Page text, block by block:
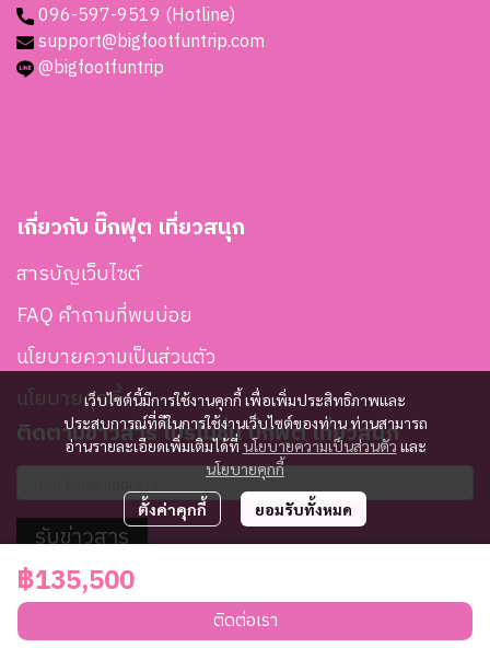
฿135,500
ติดต่อเรา
เว็บไซต์นี้มีการใช้งานคุกกี้ เพื่อเพิ่มประสิทธิภาพและ
ประสบการณ์ที่ดีในการใช้งานเว็บไซต์ของท่าน ท่านสามารถ
อ่านรายละเอียดเพิ่มเติมได้ที่นโยบายความเป็นส่วนตัวและ
นโยบายคุกกี้
ตั้งค่าคุกกี้ ยอมรับทั้งหมด
096-597-9519 (Hotline)
support@bigfootfuntrip.com
@bigfootfuntrip
เกี่ยวกับ บิ๊กฟุต เที่ยวสนุก
สารบัญเว็บไซต์
FAQ คำถามที่พบบ่อย
นโยบายความเป็นส่วนตัว
นโยบายคุกกี้
ติดตามข่าวสาร โปรโมชั่น บิ๊กฟุต เที่ยวสนุก
รับข่าวสาร
Copyright | All Rights Reserved | Powered by MWE
Powered By MakeWebEasy